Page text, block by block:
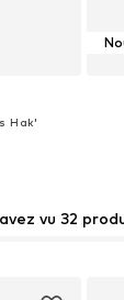
Hak'
vu 32